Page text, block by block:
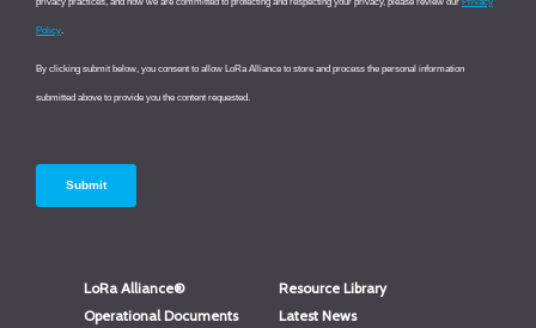
LoRa Alliance®
Resource Library
Operational Documents
Latest News